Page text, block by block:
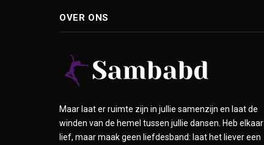
OVER ONS
Maar laat er ruimte zijn in jullie samenzijn en laat de
winden van de hemel tussen jullie dansen. Heb elkaar
lief, maar maak geen liefdesband: laat het liever een